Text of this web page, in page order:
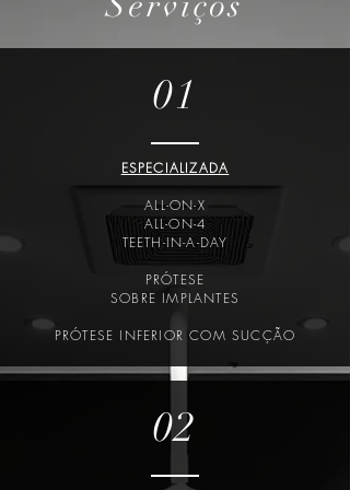
01
ESPECIALIZADA
ALL-ON-X
ALL-ON-4
TEETH-IN-A-DAY
PRÓTESE
SOBRE IMPLANTES
PRÓTESE INFERIOR COM SUCÇÃO
02